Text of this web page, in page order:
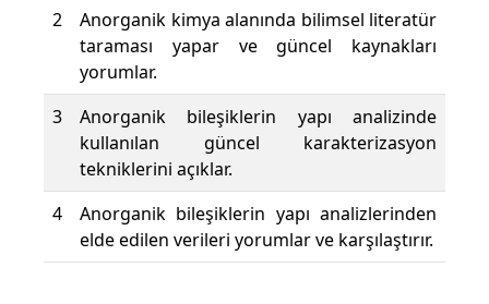
2
Anorganik kimya alanında bilimsel literatür
taraması yapar ve güncel kaynakları
yorumlar.
3
Anorganik bileşiklerin yapı analizinde
kullanılan güncel karakterizasyon
tekniklerini açıklar.
4
Anorganik bileşiklerin yapı analizlerinden
elde edilen verileri yorumlar ve karşılaştırır.